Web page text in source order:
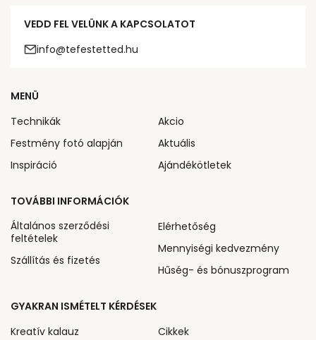
VEDD FEL VELÜNK A KAPCSOLATOT
info@tefestetted.hu
MENÜ
Technikák
Festmény fotó alapján
Inspiráció
Akcio
Aktuális
Ajándékötletek
TOVÁBBI INFORMÁCIÓK
Általános szerződési
feltételek
Szállítás és fizetés
Elérhetőség
Mennyiségi kedvezmény
Hűség- és bónuszprogram
GYAKRAN ISMÉTELT KÉRDÉSEK
Kreatív kalauz
Cikkek